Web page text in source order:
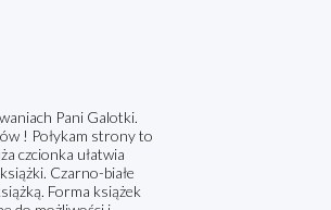
Pani Galotki.
! Połykam strony to
czcionka ułatwia
Czarno-białe
Forma książek